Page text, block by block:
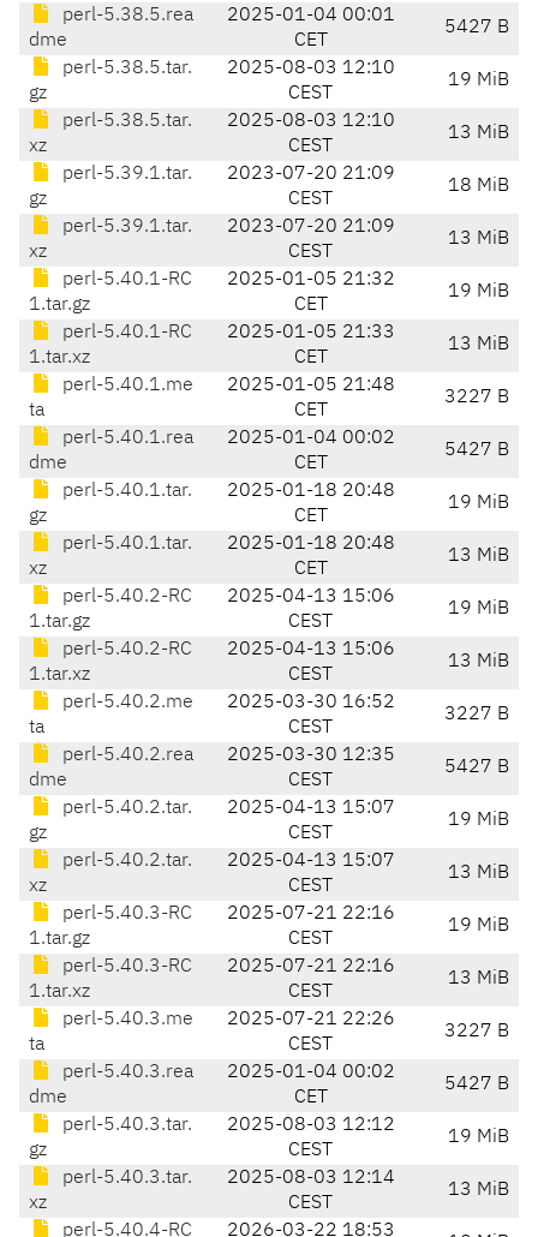
perl-5.38.5.rea
dme
2025-01-04 00:01
CET
5427 B
perl-5.38.5.tar.
gz
2025-08-03 12:10
CEST
19 MiB
perl-5.38.5.tar.
xz
2025-08-03 12:10
CEST
13 MiB
perl-5.39.1.tar.
gz
2023-07-20 21:09
CEST
18 MiB
perl-5.39.1.tar.
xz
2023-07-20 21:09
CEST
13 MiB
perl-5.40.1-RC
1.tar.gz
2025-01-05 21:32
CET
19 MiB
perl-5.40.1-RC
1.tar.xz
2025-01-05 21:33
CET
13 MiB
perl-5.40.1.me
ta
2025-01-05 21:48
CET
3227 B
perl-5.40.1.rea
dme
2025-01-04 00:02
CET
5427 B
perl-5.40.1.tar.
gz
2025-01-18 20:48
CET
19 MiB
perl-5.40.1.tar.
xz
2025-01-18 20:48
CET
13 MiB
perl-5.40.2-RC
1.tar.gz
2025-04-13 15:06
CEST
19 MiB
perl-5.40.2-RC
1.tar.xz
2025-04-13 15:06
CEST
13 MiB
perl-5.40.2.me
ta
2025-03-30 16:52
CEST
3227 B
perl-5.40.2.rea
dme
2025-03-30 12:35
CEST
5427 B
perl-5.40.2.tar.
gz
2025-04-13 15:07
CEST
19 MiB
perl-5.40.2.tar.
xz
2025-04-13 15:07
CEST
13 MiB
perl-5.40.3-RC
1.tar.gz
2025-07-21 22:16
CEST
19 MiB
perl-5.40.3-RC
1.tar.xz
2025-07-21 22:16
CEST
13 MiB
perl-5.40.3.me
ta
2025-07-21 22:26
CEST
3227 B
perl-5.40.3.rea
dme
2025-01-04 00:02
CET
5427 B
perl-5.40.3.tar.
gz
2025-08-03 12:12
CEST
19 MiB
perl-5.40.3.tar.
xz
2025-08-03 12:14
CEST
13 MiB
perl-5.40.4-RC 2026-03-22 18:53